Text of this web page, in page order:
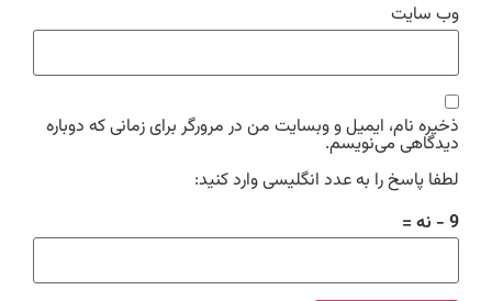
وب‌ سایت
ذخیره نام، ایمیل و وبسایت من در مرورگر برای زمانی که دوباره
دیدگاهی می‌نویسم.
لطفا پاسخ را به عدد انگلیسی وارد کنید:
9 − نه =